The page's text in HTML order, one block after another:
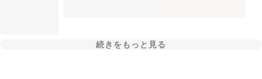
続きをもっと見る